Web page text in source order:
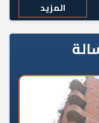
المزيد